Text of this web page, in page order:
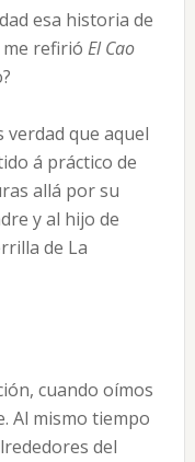
esa historia de
refirió El Cao
verdad que aquel
á práctico de
allá por su
y al hijo de
de La
cuando oímos
Al mismo tiempo
del